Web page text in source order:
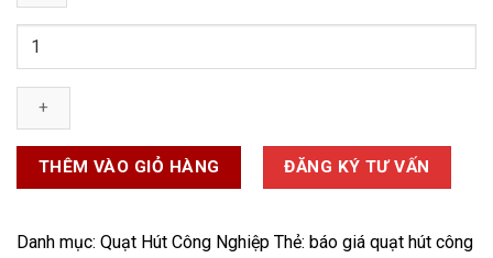
Quạt
Công
Nghiệp
300x300
số
THÊM VÀO GIỎ HÀNG ĐĂNG KÝ TƯ VẤN
Danh mục: Quạt Hút Công Nghiệp Thẻ: báo giá quạt hút công